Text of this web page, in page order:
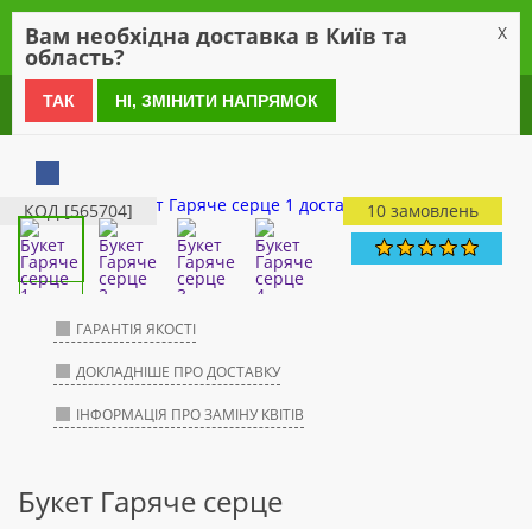
0 800 21 54 55
КОД [565704] 10 замовлень
ГАРАНТІЯ ЯКОСТІ
ДОКЛАДНІШЕ ПРО ДОСТАВКУ
ІНФОРМАЦІЯ ПРО ЗАМІНУ КВІТІВ
Букет Гаряче серце
Вам необхідна доставка в Київ та
область?
X
ТАК НІ, ЗМІНИТИ НАПРЯМОК